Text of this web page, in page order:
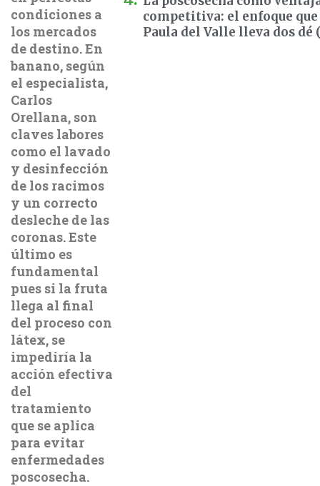
condiciones a
los mercados
de destino. En
banano, según
el especialista,
Carlos
Orellana, son
claves labores
como el lavado
y desinfección
de los racimos
y un correcto
desleche de las
coronas. Este
último es
fundamental
pues si la fruta
llega al final
del proceso con
látex, se
impediría la
acción efectiva
del
tratamiento
que se aplica
para evitar
enfermedades
poscosecha.
competitiva: el enfoque que
Paula del Valle lleva dos dé